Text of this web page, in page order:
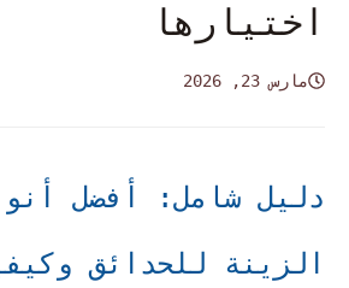
اختيارها
مارس 23, 2026
دليل شامل: أفضل
الزينة للحدائق